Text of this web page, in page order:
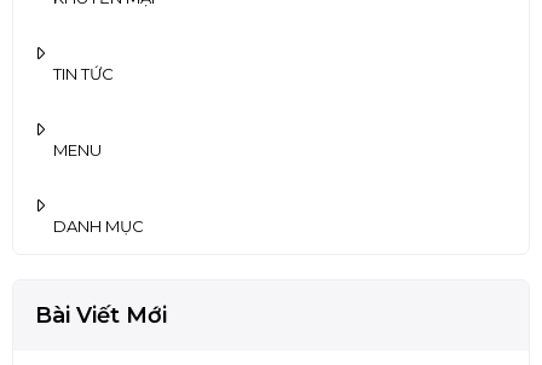
TIN TỨC
MENU
DANH MỤC
Bài Viết Mới